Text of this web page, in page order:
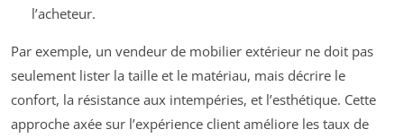
l’acheteur.
Par exemple, un vendeur de mobilier extérieur ne doit pas
seulement lister la taille et le matériau, mais décrire le
confort, la résistance aux intempéries, et l’esthétique. Cette
approche axée sur l’expérience client améliore les taux de